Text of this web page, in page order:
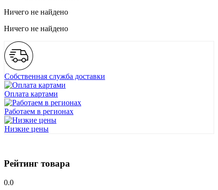
Ничего не найдено
Ничего не найдено
Собственная служба доставки
Оплата картами
Работаем в регионах
Низкие цены
Рейтинг товара
0.0